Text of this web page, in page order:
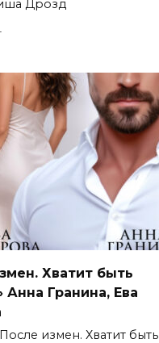
Дрозд
Хватит быть
Анна Гранина, Ева
измен. Хватит быть